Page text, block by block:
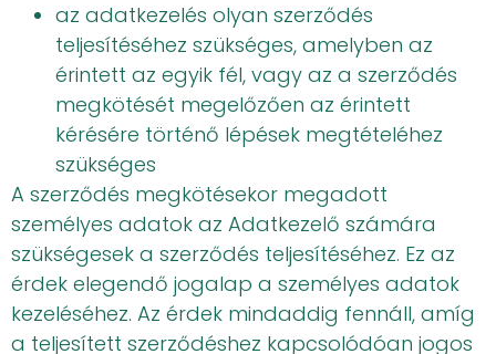
az adatkezelés olyan szerződés
teljesítéséhez szükséges, amelyben az
érintett az egyik fél, vagy az a szerződés
megkötését megelőzően az érintett
kérésére történő lépések megtételéhez
szükséges
A szerződés megkötésekor megadott
személyes adatok az Adatkezelő számára
szükségesek a szerződés teljesítéséhez. Ez az
érdek elegendő jogalap a személyes adatok
kezeléséhez. Az érdek mindaddig fennáll, amíg
a teljesített szerződéshez kapcsolódóan jogos